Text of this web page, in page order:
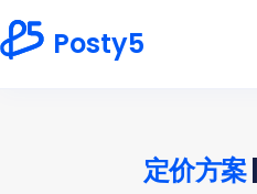
Posty5
定价方案